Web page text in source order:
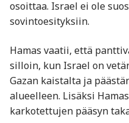
osoittaa. Israel ei ole
sovintoesityksiin.
Hamas vaatii, että
silloin, kun Israel on
Gazan kaistalta ja
alueelleen. Lisäksi
karkotettujen pääsyn